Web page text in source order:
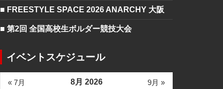
■ FREESTYLE SPACE 2026 ANARCHY 大阪
■ 第2回 全国高校生ボルダー競技大会
イベントスケジュール
8月 2026
« 7月 9月 »